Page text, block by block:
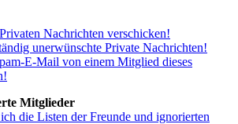
Nachrichten verschicken!
unerwünschte Private Nachrichten!
E-Mail von einem Mitglied dieses
Mitglieder
die Listen der Freunde und ignorierten